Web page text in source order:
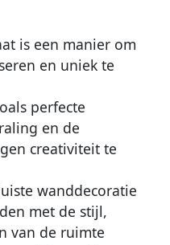
is een manier om
en uniek te
perfecte
en de
creativiteit te
wanddecoratie
met de stijl,
van de ruimte